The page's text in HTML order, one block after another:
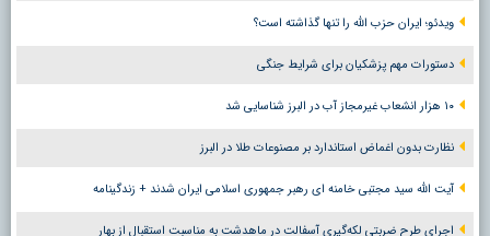
ویدئو؛ ایران حزب الله را تنها گذاشته است؟
دستورات مهم پزشکیان برای شرایط جنگی
۱۰ هزار انشعاب غیرمجاز آب در البرز شناسایی شد
نظارت بدون اغماض استاندارد بر مصنوعات طلا در البرز
آیت الله سید مجتبی خامنه ای رهبر جمهوری اسلامی ایران شدند + زندگینامه
اجرای طرح ضربتی لکه‌گیری آسفالت در ماهدشت به مناسبت استقبال از بهار